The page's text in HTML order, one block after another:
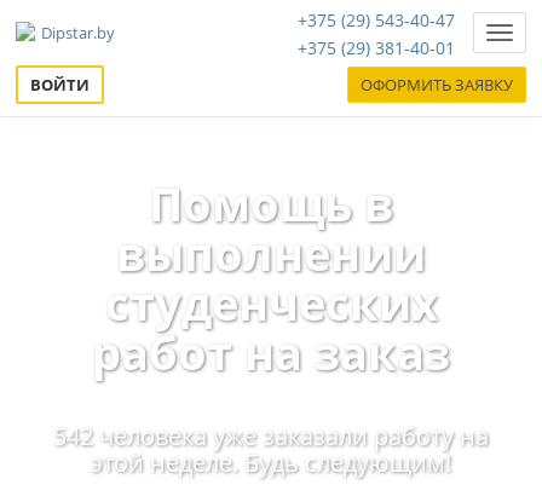
+375 (29) 543-40-47
+375 (29) 381-40-01
ВОЙТИ ОФОРМИТЬ ЗАЯВКУ
Помощь в
выполнении
студенческих
работ на заказ
542 человека уже заказали работу на
этой неделе. Будь следующим!